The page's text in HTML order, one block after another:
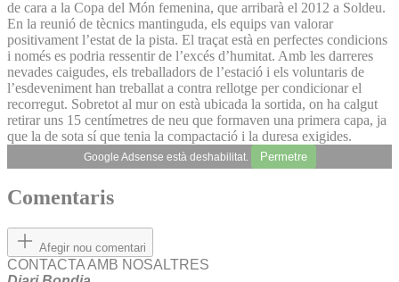
de cara a la Copa del Món femenina, que arribarà el 2012 a Soldeu.
En la reunió de tècnics mantinguda, els equips van valorar
positivament l’estat de la pista. El traçat està en perfectes condicions
i només es podria ressentir de l’excés d’humitat. Amb les darreres
nevades caigudes, els treballadors de l’estació i els voluntaris de
l’esdeveniment han treballat a contra rellotge per condicionar el
recorregut. Sobretot al mur on està ubicada la sortida, on ha calgut
retirar uns 15 centímetres de neu que formaven una primera capa, ja
que la de sota sí que tenia la compactació i la duresa exigides.
Google Adsense està deshabilitat. Permetre
Comentaris
Afegir nou comentari
CONTACTA AMB NOSALTRES